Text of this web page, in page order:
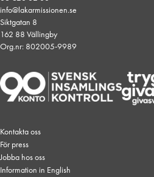
info@lakarmissionen.se
Siktgatan 8
162 88 Vällingby
Org.nr: 802005-9989
Kontakta oss
För press
Jobba hos oss
Information in English